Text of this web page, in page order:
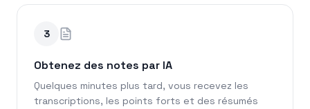
3
Obtenez des notes par IA
Quelques minutes plus tard, vous recevez les
transcriptions, les points forts et des résumés